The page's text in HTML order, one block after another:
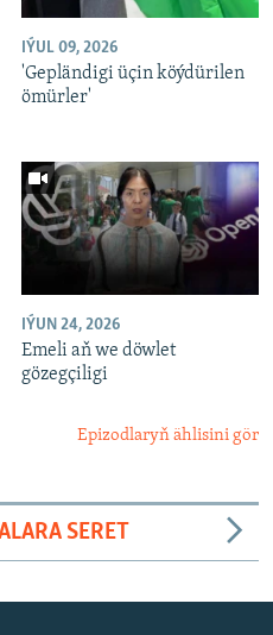
IÝUL 09, 2026
'Gepländigi üçin köýdürilen
ömürler'
IÝUN 24, 2026
Emeli aň we döwlet
gözegçiligi
Epizodlaryň ählisini gör
SERET